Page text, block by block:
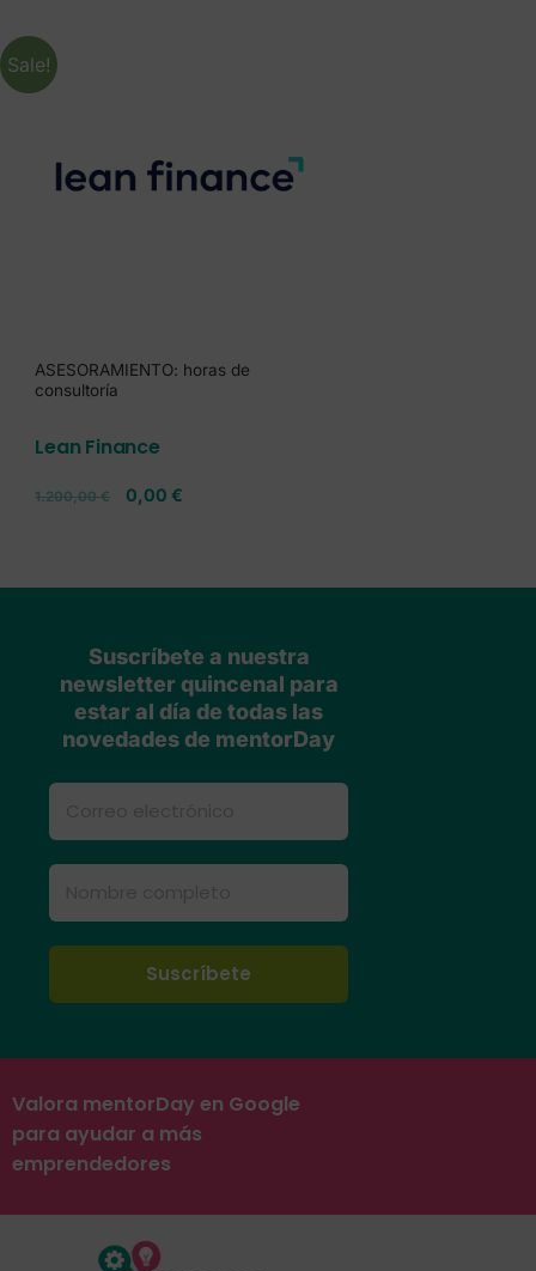
Sale!
ASESORAMIENTO: horas de
consultoría
Lean Finance
1.200,00€ 0,00 €
Suscríbete a nuestra
newsletter quincenal para
estar al día de todas las
novedades de mentorDay
Valora mentorDay en Google
para ayudar a más
emprendedores